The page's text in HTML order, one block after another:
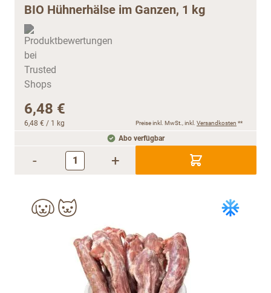
BIO Hühnerhälse im Ganzen, 1 kg
6,48 €
6,48 € / 1 kg Preise inkl. MwSt., inkl. Versandkosten **
Abo verfügbar
- +